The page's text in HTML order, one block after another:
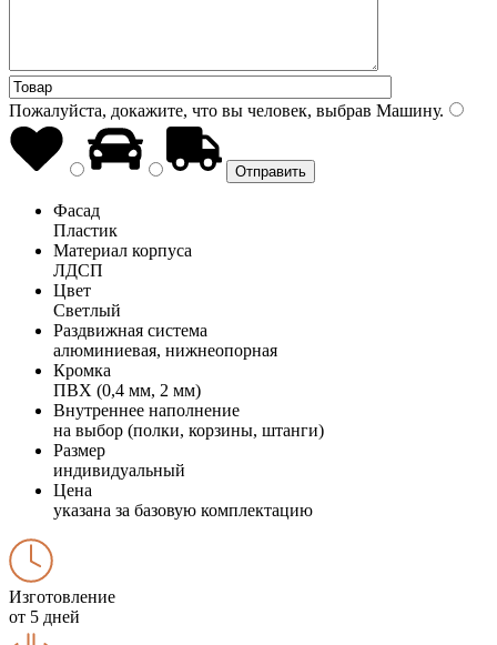
Пожалуйста, докажите, что вы человек, выбрав Машину.
Фасад
Пластик
Материал корпуса
ЛДСП
Цвет
Светлый
Раздвижная система
алюминиевая, нижнеопорная
Кромка
ПВХ (0,4 мм, 2 мм)
Внутреннее наполнение
на выбор (полки, корзины, штанги)
Размер
индивидуальный
Цена
указана за базовую комплектацию
Изготовление
от 5 дней